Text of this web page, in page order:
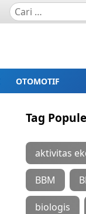
OTOMOTIF
Tag
aktivitas
BBM
biologis